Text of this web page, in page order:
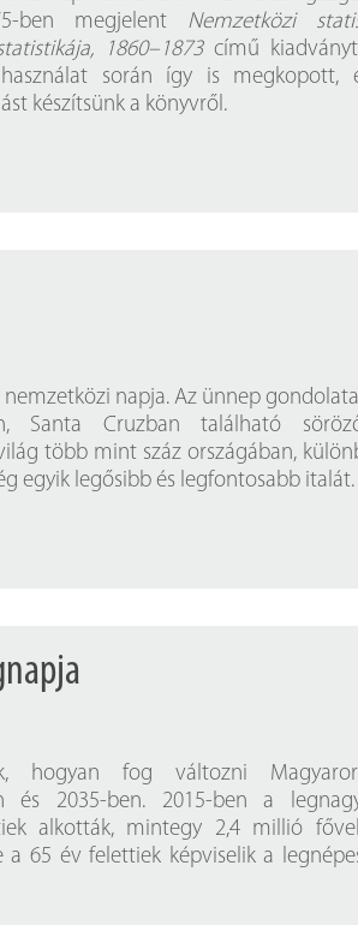
Próbahozzáférések Kitekintő
Könyvtári
ben megjelent Nemzetközi
1860–1873 című
során így is megkopott,
készítsünk a könyvről.
napja. Az ünnep
Santa Cruzban található
több mint száz országában,
egyik legősibb és legfontosabb italát.
hogyan fog változni
és 2035-ben. 2015-ben a
alkották, mintegy 2,4 millió
a 65 év felettiek képviselik a